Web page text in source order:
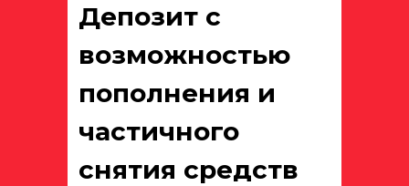
Депозит с
возможностью
пополнения и
частичного
снятия средств